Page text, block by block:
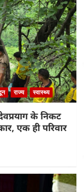
राज्य स्वास्थ्य
के निकट
एक ही परिवार